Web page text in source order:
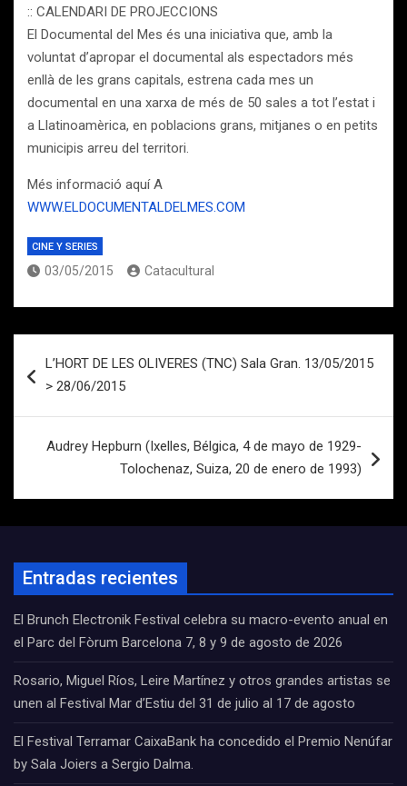
:: CALENDARI DE PROJECCIONS
El Documental del Mes és una iniciativa que, amb la
voluntat d’apropar el documental als espectadors més
enllà de les grans capitals, estrena cada mes un
documental en una xarxa de més de 50 sales a tot l’estat i
a Llatinoamèrica, en poblacions grans, mitjanes o en petits
municipis arreu del territori.
Més informació aquí A
WWW.ELDOCUMENTALDELMES.COM
CINE Y SERIES
03/05/2015 Catacultural
de
L’HORT DE LES OLIVERES (TNC) Sala Gran. 13/05/2015
> 28/06/2015
Audrey Hepburn (Ixelles, Bélgica, 4 de mayo de 1929-
Tolochenaz, Suiza, 20 de enero de 1993)
Entradas recientes
El Brunch Electronik Festival celebra su macro-evento anual en
el Parc del Fòrum Barcelona 7, 8 y 9 de agosto de 2026
Rosario, Miguel Ríos, Leire Martínez y otros grandes artistas se
unen al Festival Mar d’Estiu del 31 de julio al 17 de agosto
El Festival Terramar CaixaBank ha concedido el Premio Nenúfar
by Sala Joiers a Sergio Dalma.